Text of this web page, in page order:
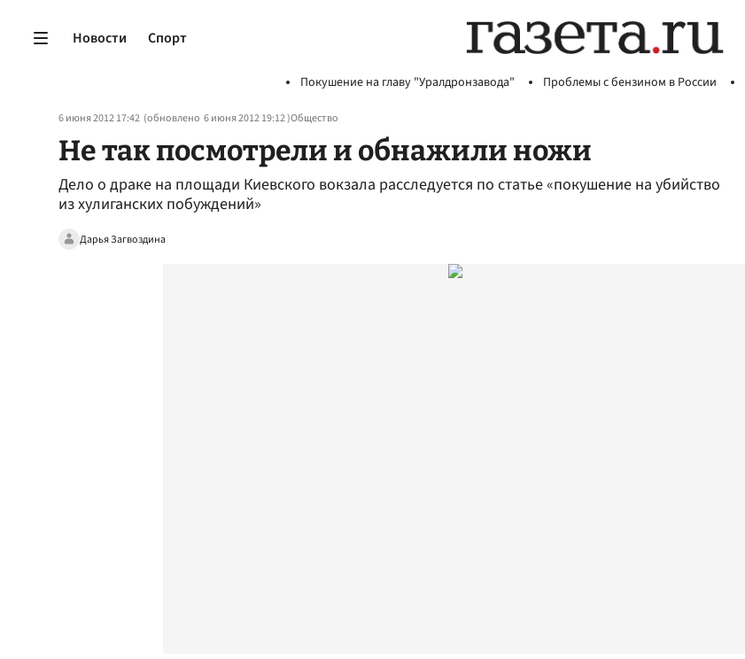
Новости Спорт
Покушение на главу "Уралдронзавода" Проблемы с бензином в России
6 июня 2012 17:42 (обновлено 6 июня 2012 19:12)Общество
Не так посмотрели и обнажили ножи
Дело о драке на площади Киевского вокзала расследуется по статье «покушение на убийство
из хулиганских побуждений»
Дарья Загвоздина